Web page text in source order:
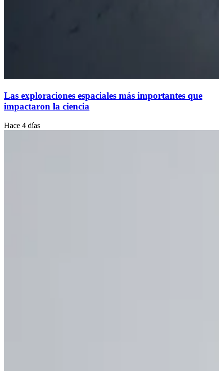
Las exploraciones espaciales más importantes que
impactaron la ciencia
Hace 4 días